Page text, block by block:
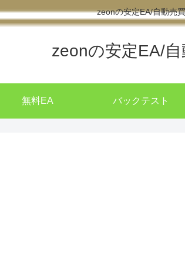
zeonの安定EA/自動売買
zeonの安定EA/自
無料EA バックテスト